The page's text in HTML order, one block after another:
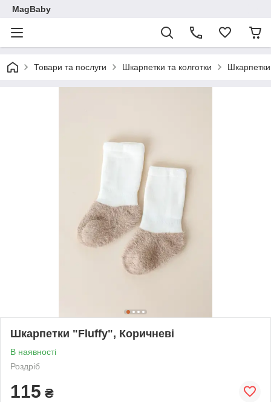
MagBaby
Товари та послуги Шкарпетки та колготки
Шкарпетки "Fluffy", Коричневі
В наявності
Роздріб
115 ₴